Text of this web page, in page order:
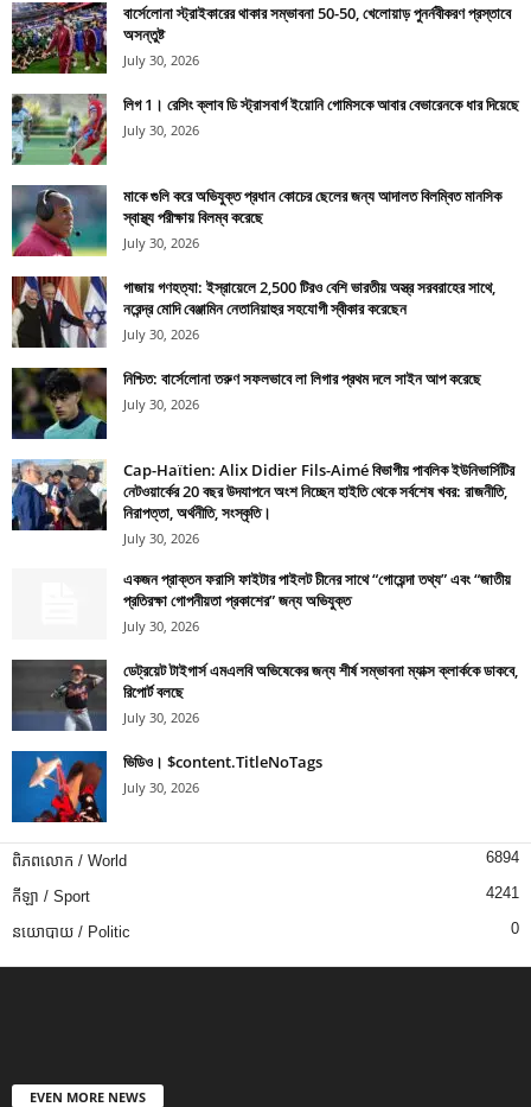
বার্সেলোনা স্ট্রাইকারের থাকার সম্ভাবনা 50-50, খেলোয়াড় পুনর্নবীকরণ প্রস্তাবে
অসন্তুষ্ট
July 30, 2026
লিগ 1। রেসিং ক্লাব ডি স্ট্রাসবার্গ ইয়োনি গোমিসকে আবার বেভারেনকে ধার দিয়েছে
July 30, 2026
মাকে গুলি করে অভিযুক্ত প্রধান কোচের ছেলের জন্য আদালত বিলম্বিত মানসিক
স্বাস্থ্য পরীক্ষায় বিলম্ব করেছে
July 30, 2026
গাজায় গণহত্যা: ইস্রায়েলে 2,500 টিরও বেশি ভারতীয় অস্ত্র সরবরাহের সাথে,
নরেন্দ্র মোদি বেঞ্জামিন নেতানিয়াহুর সহযোগী স্বীকার করেছেন
July 30, 2026
নিশ্চিত: বার্সেলোনা তরুণ সফলভাবে লা লিগার প্রথম দলে সাইন আপ করেছে
July 30, 2026
Cap-Haïtien: Alix Didier Fils-Aimé বিভাগীয় পাবলিক ইউনিভার্সিটির
নেটওয়ার্কের 20 বছর উদযাপনে অংশ নিচ্ছেন হাইতি থেকে সর্বশেষ খবর: রাজনীতি,
নিরাপত্তা, অর্থনীতি, সংস্কৃতি।
July 30, 2026
একজন প্রাক্তন ফরাসি ফাইটার পাইলট চীনের সাথে “গোয়েন্দা তথ্য” এবং “জাতীয়
প্রতিরক্ষা গোপনীয়তা প্রকাশের” জন্য অভিযুক্ত
July 30, 2026
ডেট্রয়েট টাইগার্স এমএলবি অভিষেকের জন্য শীর্ষ সম্ভাবনা ম্যাক্স ক্লার্ককে ডাকবে,
রিপোর্ট বলছে
July 30, 2026
ভিডিও। $content.TitleNoTags
July 30, 2026
ពិភពលោក / World 6894
កីឡា / Sport 4241
នយោបាយ / Politic 0
EVEN MORE NEWS